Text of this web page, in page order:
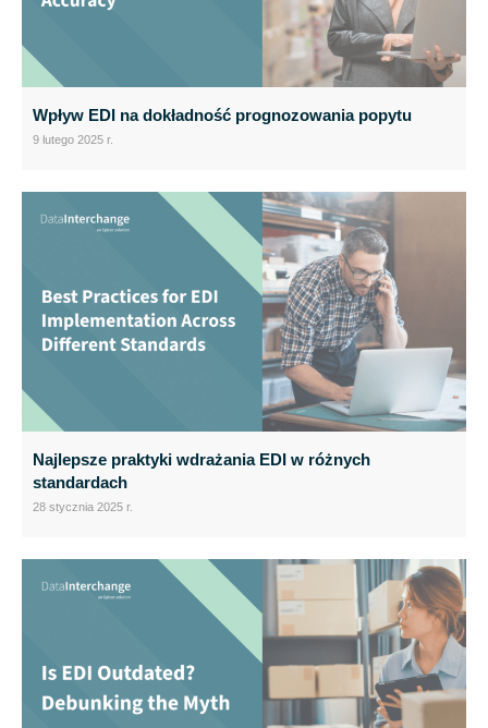
Wpływ EDI na dokładność prognozowania popytu
9 lutego 2025 r.
Najlepsze praktyki wdrażania EDI w różnych
standardach
28 stycznia 2025 r.